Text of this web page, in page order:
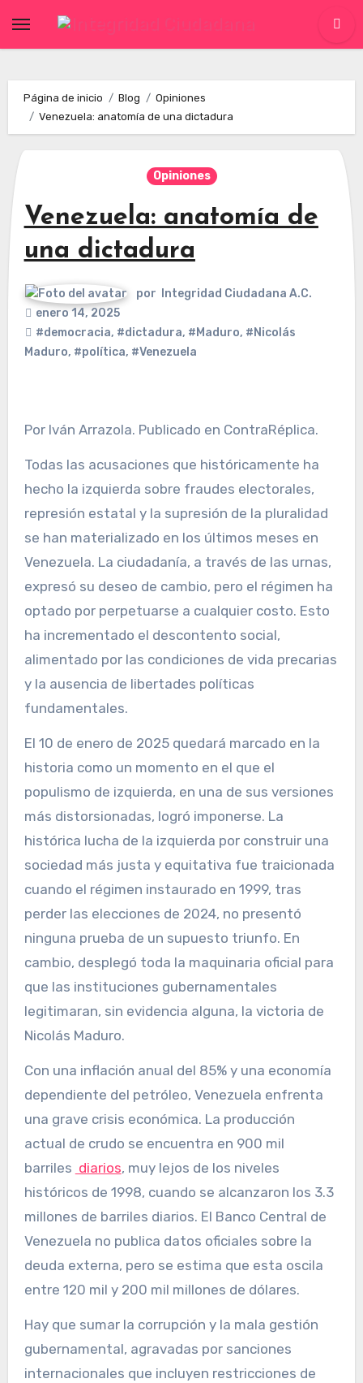
Página de inicio Blog
Opiniones
Venezuela: anatomía de una dictadura
Opiniones
Venezuela: anatomía de
una dictadura
por
Integridad Ciudadana A.C.
enero 14, 2025
#democracia, #dictadura, #Maduro, #Nicolás
Maduro, #política, #Venezuela
Por Iván Arrazola. Publicado en ContraRéplica.
Todas las acusaciones que históricamente ha
hecho la izquierda sobre fraudes electorales,
represión estatal y la supresión de la pluralidad
se han materializado en los últimos meses en
Venezuela. La ciudadanía, a través de las urnas,
expresó su deseo de cambio, pero el régimen ha
optado por perpetuarse a cualquier costo. Esto
ha incrementado el descontento social,
alimentado por las condiciones de vida precarias
y la ausencia de libertades políticas
fundamentales.
El 10 de enero de 2025 quedará marcado en la
historia como un momento en el que el
populismo de izquierda, en una de sus versiones
más distorsionadas, logró imponerse. La
histórica lucha de la izquierda por construir una
sociedad más justa y equitativa fue traicionada
cuando el régimen instaurado en 1999, tras
perder las elecciones de 2024, no presentó
ninguna prueba de un supuesto triunfo. En
cambio, desplegó toda la maquinaria oficial para
que las instituciones gubernamentales
legitimaran, sin evidencia alguna, la victoria de
Nicolás Maduro.
Con una inflación anual del 85% y una economía
dependiente del petróleo, Venezuela enfrenta
una grave crisis económica. La producción
actual de crudo se encuentra en 900 mil
barriles diarios, muy lejos de los niveles
históricos de 1998, cuando se alcanzaron los 3.3
millones de barriles diarios. El Banco Central de
Venezuela no publica datos oficiales sobre la
deuda externa, pero se estima que esta oscila
entre 120 mil y 200 mil millones de dólares.
Hay que sumar la corrupción y la mala gestión
gubernamental, agravadas por sanciones
internacionales que incluyen restricciones de